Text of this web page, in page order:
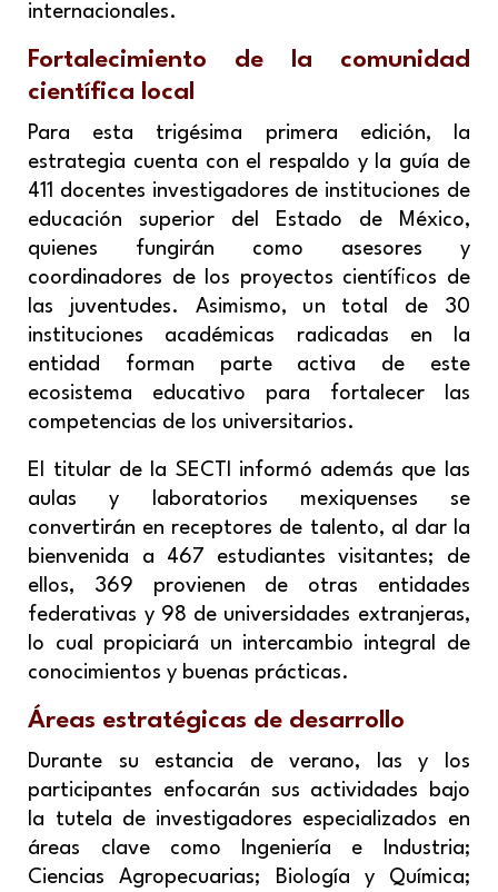
internacionales.
Fortalecimiento de la comunidad
científica local
Para esta trigésima primera edición, la
estrategia cuenta con el respaldo y la guía de
411 docentes investigadores de instituciones de
educación superior del Estado de México,
quienes fungirán como asesores y
coordinadores de los proyectos científicos de
las juventudes. Asimismo, un total de 30
instituciones académicas radicadas en la
entidad forman parte activa de este
ecosistema educativo para fortalecer las
competencias de los universitarios.
El titular de la SECTI informó además que las
aulas y laboratorios mexiquenses se
convertirán en receptores de talento, al dar la
bienvenida a 467 estudiantes visitantes; de
ellos, 369 provienen de otras entidades
federativas y 98 de universidades extranjeras,
lo cual propiciará un intercambio integral de
conocimientos y buenas prácticas.
Áreas estratégicas de desarrollo
Durante su estancia de verano, las y los
participantes enfocarán sus actividades bajo
la tutela de investigadores especializados en
áreas clave como Ingeniería e Industria;
Ciencias Agropecuarias; Biología y Química;